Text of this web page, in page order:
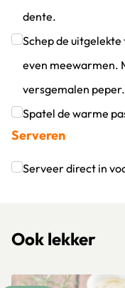
dente.
Klik om dit
Schep de
even meewarmen.
versgemalen peper.
Klik om dit
Spatel de warme
Klik om dit
Serveren
Serveer direct in
Ook lekker